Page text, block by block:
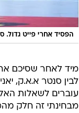
הפסיד אחרי פייט גדול.
מיד לאחר שסיכם
לבין סנטר א.א.ק,
עוברים לשאלות
מבחינתי זה חלק